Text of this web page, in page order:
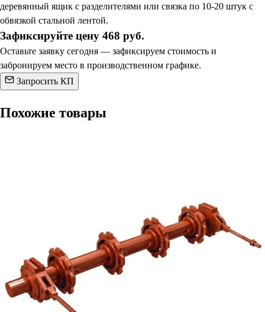
деревянный ящик с разделителями или связка по 10-20 штук с
обвязкой стальной лентой.
Зафиксируйте цену 468 руб.
Оставьте заявку сегодня — зафиксируем стоимость и
забронируем место в производственном графике.
Запросить КП
Похожие товары